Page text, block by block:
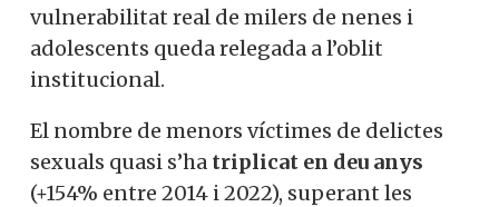
vulnerabilitat real de milers de nenes i
adolescents queda relegada a l’oblit
institucional.
El nombre de menors víctimes de delictes
sexuals quasi s’ha triplicat en deu anys
(+154% entre 2014 i 2022), superant les